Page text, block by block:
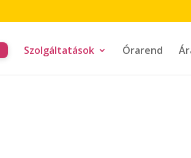
Szolgáltatások Órarend